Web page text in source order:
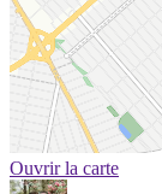
Ouvrir la carte